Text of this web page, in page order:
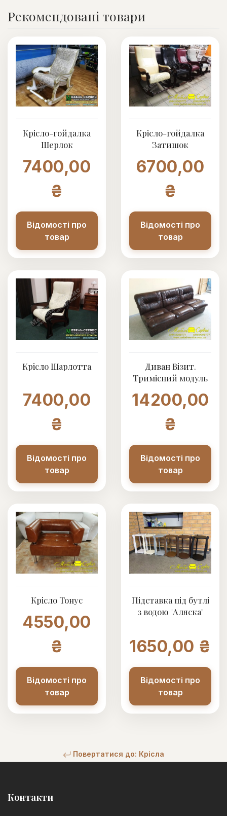
Рекомендовані товари
Крісло-гойдалка
Шерлок
7400,00
₴
Відомості про
товар
Крісло-гойдалка
Затишок
6700,00
₴
Відомості про
товар
Крісло Шарлотта
7400,00
₴
Відомості про
товар
Диван Візит.
Тримісний модуль
14200,00
₴
Відомості про
товар
Крісло Тонус
4550,00
₴
Відомості про
товар
Підставка під бутлі
з водою "Аляска"
1650,00 ₴
Відомості про
товар
Повертатися до: Крісла
Контакти